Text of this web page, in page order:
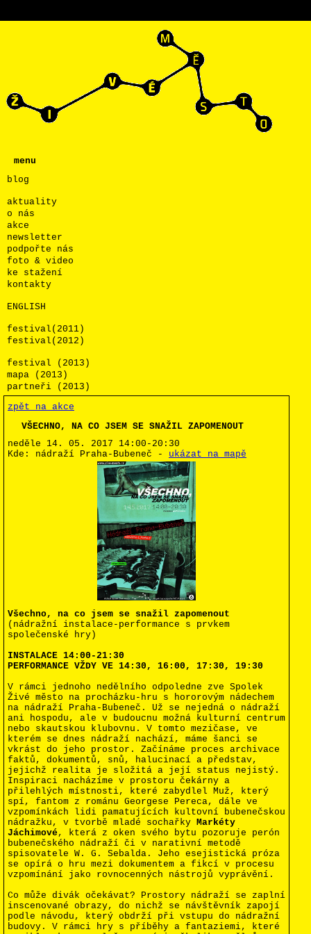
menu
blog
aktuality
o nás
akce
newsletter
podpořte nás
foto & video
ke stažení
kontakty
ENGLISH
festival(2011)
festival(2012)
festival (2013)
mapa (2013)
partneři (2013)
zpět na akce
VŠECHNO, NA CO JSEM SE SNAŽIL ZAPOMENOUT
neděle 14. 05. 2017 14:00-20:30
Kde: nádraží Praha-Bubeneč - ukázat na mapě
Všechno, na co jsem se snažil zapomenout
(nádražní instalace-performance s prvkem
společenské hry)
INSTALACE 14:00-21:30
PERFORMANCE VŽDY VE 14:30, 16:00, 17:30, 19:30
V rámci jednoho nedělního odpoledne zve Spolek
Živé město na procházku-hru s hororovým nádechem
na nádraží Praha-Bubeneč. Už se nejedná o nádraží
ani hospodu, ale v budoucnu možná kulturní centrum
nebo skautskou klubovnu. V tomto mezičase, ve
kterém se dnes nádraží nachází, máme šanci se
vkrást do jeho prostor. Začínáme proces archivace
faktů, dokumentů, snů, halucinací a představ,
jejichž realita je složitá a její status nejistý.
Inspiraci nacházíme v prostoru čekárny a
přilehlých místnosti, které zabydlel Muž, který
spí, fantom z románu Georgese Pereca, dále ve
vzpomínkách lidi pamatujících kultovní bubenečskou
nádražku, v tvorbě mladé sochařky Markéty
Jáchimové, která z oken svého bytu pozoruje perón
bubenečského nádraží či v narativní metodě
spisovatele W. G. Sebalda. Jeho esejistická próza
se opírá o hru mezi dokumentem a fikcí v procesu
vzpomínání jako rovnocenných nástrojů vyprávění.
Co může divák očekávat? Prostory nádraží se zaplní
inscenované obrazy, do nichž se návštěvník zapojí
podle návodu, který obdrží při vstupu do nádražní
budovy. V rámci hry s příběhy a fantaziemi, které